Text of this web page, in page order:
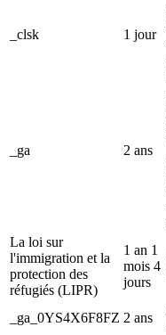
_clsk 1 jour
_ga 2 ans
La loi sur
l'immigration et la
protection des
réfugiés (LIPR)
1 an 1
mois 4
jours
_ga_0YS4X6F8FZ 2 ans